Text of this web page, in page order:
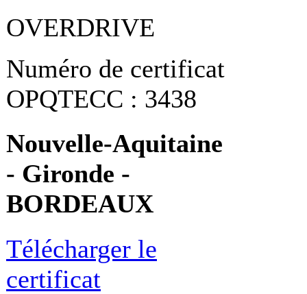
OVERDRIVE
Numéro de certificat
OPQTECC : 3438
Nouvelle-Aquitaine
- Gironde -
BORDEAUX
Télécharger le
certificat